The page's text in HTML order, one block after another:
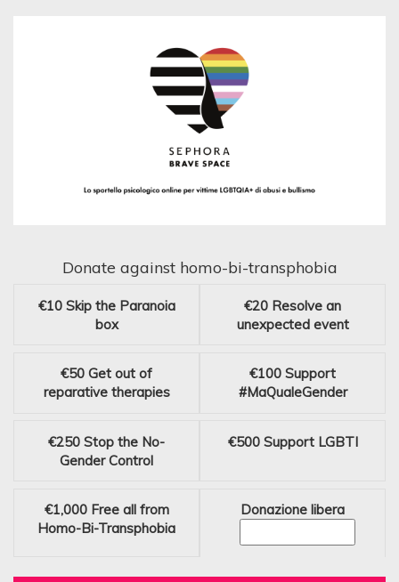
Donate against homo-bi-transphobia
€10 Skip the Paranoia
box
€20 Resolve an
unexpected event
€50 Get out of
reparative therapies
€100 Support
#MaQualeGender
€250 Stop the No-
Gender Control
€500 Support LGBTI
€1,000 Free all from
Homo-Bi-Transphobia
Donazione libera